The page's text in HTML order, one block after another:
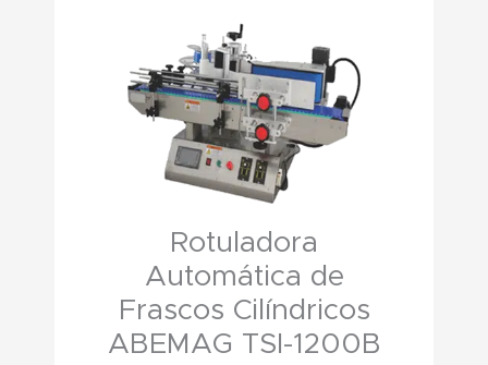
Rotuladora
Automática de
Frascos Cilíndricos
ABEMAG TSI-1200B